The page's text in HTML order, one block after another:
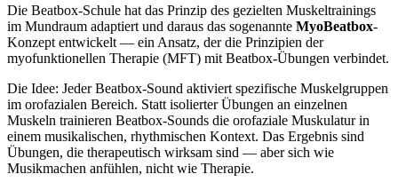
Die Beatbox-Schule hat das Prinzip des gezielten Muskeltrainings
im Mundraum adaptiert und daraus das sogenannte MyoBeatbox-
Konzept entwickelt — ein Ansatz, der die Prinzipien der
myofunktionellen Therapie (MFT) mit Beatbox-Übungen verbindet.
Die Idee: Jeder Beatbox-Sound aktiviert spezifische Muskelgruppen
im orofazialen Bereich. Statt isolierter Übungen an einzelnen
Muskeln trainieren Beatbox-Sounds die orofaziale Muskulatur in
einem musikalischen, rhythmischen Kontext. Das Ergebnis sind
Übungen, die therapeutisch wirksam sind — aber sich wie
Musikmachen anfühlen, nicht wie Therapie.